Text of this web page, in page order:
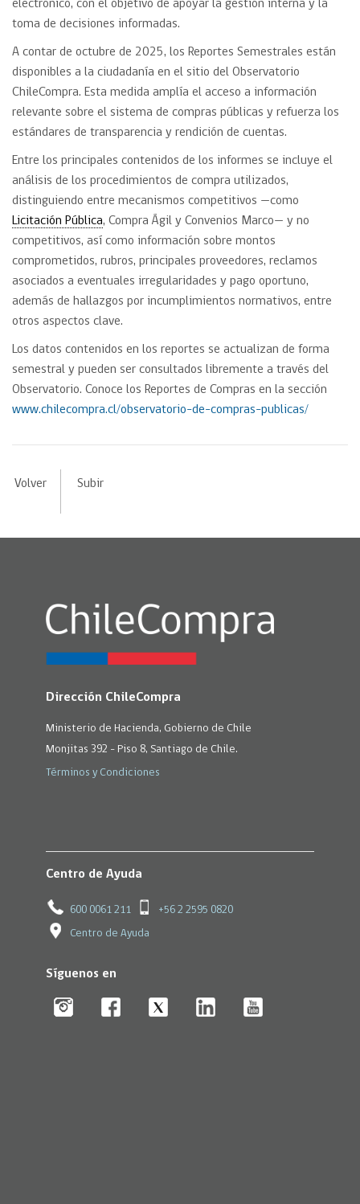
electrónico, con el objetivo de apoyar la gestión interna y la
toma de decisiones informadas.
A contar de octubre de 2025, los Reportes Semestrales están
disponibles a la ciudadanía en el sitio del Observatorio
ChileCompra. Esta medida amplía el acceso a información
relevante sobre el sistema de compras públicas y refuerza los
estándares de transparencia y rendición de cuentas.
Entre los principales contenidos de los informes se incluye el
análisis de los procedimientos de compra utilizados,
distinguiendo entre mecanismos competitivos —como
Licitación Pública, Compra Ágil y Convenios Marco— y no
competitivos, así como información sobre montos
comprometidos, rubros, principales proveedores, reclamos
asociados a eventuales irregularidades y pago oportuno,
además de hallazgos por incumplimientos normativos, entre
otros aspectos clave.
Los datos contenidos en los reportes se actualizan de forma
semestral y pueden ser consultados libremente a través del
Observatorio. Conoce los Reportes de Compras en la sección
www.chilecompra.cl/observatorio-de-compras-publicas/
Volver Subir
Dirección ChileCompra
Ministerio de Hacienda, Gobierno de Chile
Monjitas 392 - Piso 8, Santiago de Chile.
Términos y Condiciones
Centro de Ayuda
600 0061 211 +56 2 2595 0820
Centro de Ayuda
Síguenos en